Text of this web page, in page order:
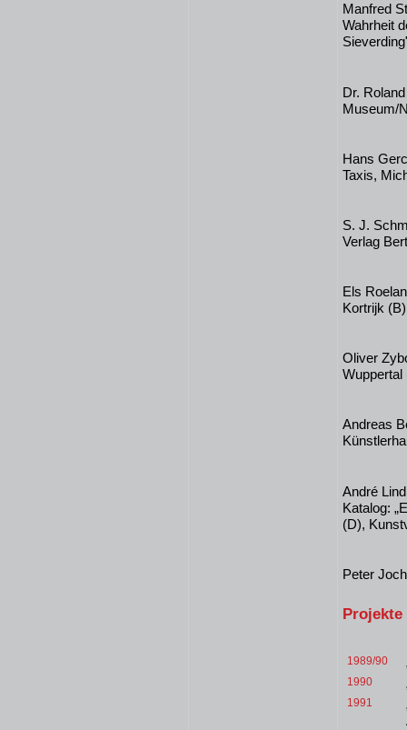
Manfred
Wahrheit
Dr.
Museum/
Hans
Taxis,
S. J.
Verlag
Els
Kortrijk (B)
Oliver
Wuppertal
Andreas
André
Katalog:
(D),
Peter
Projekte
1989/90
1990
1991